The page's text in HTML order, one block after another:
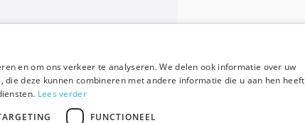
Abonneer
en om ons verkeer te analyseren. We delen ook informatie over uw
deze kunnen combineren met andere informatie die u aan hen heeft
Lees verder
FUNCTIONEEL